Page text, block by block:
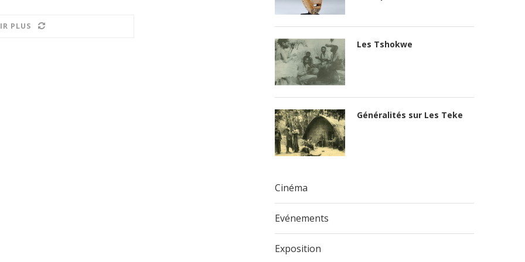
PLUS
Les Tshokwe
Généralités sur Les Teke
Cinéma
Evénements
Exposition